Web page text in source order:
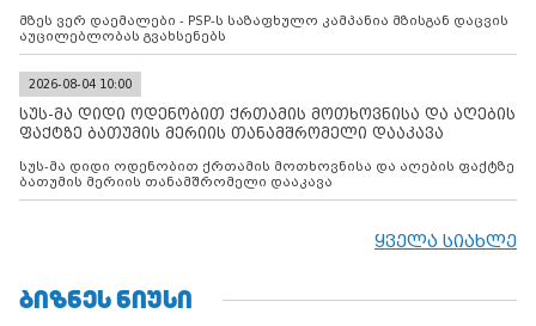
მზეს ვერ დაემალები - PSP-ს საზაფხულო კამპანია მზისგან დაცვის
აუცილებლობას გვახსენებს
2026-08-04 10:00
სუს-მა დიდი ოდენობით ქრთამის მოთხოვნისა და აღების
ფაქტზე ბათუმის მერიის თანამშრომელი დააკავა
სუს-მა დიდი ოდენობით ქრთამის მოთხოვნისა და აღების ფაქტზე
ბათუმის მერიის თანამშრომელი დააკავა
ყველა სიახლე
ᲑᲘᲖᲜᲔᲡ ᲜᲘᲣᲡᲘ